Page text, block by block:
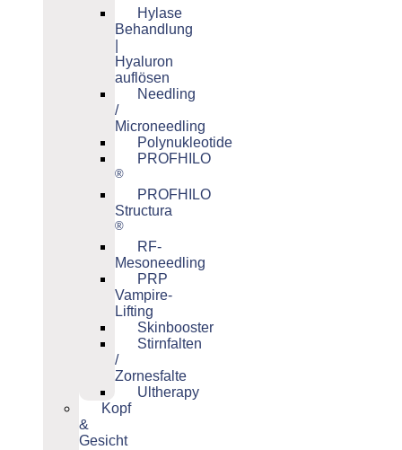
Hylase
Behandlung
Hyaluron
auflösen
Needling
/
Microneedling
Polynukleotide
PROFHILO
®
PROFHILO
Structura
®
RF-
Mesoneedling
PRP
Vampire-
Lifting
Skinbooster
Stirnfalten
/
Zornesfalte
Ultherapy
Kopf
&
Gesicht